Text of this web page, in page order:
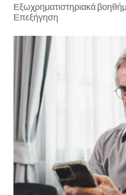
Εξωχρηματιστηριακά
Επεξήγηση